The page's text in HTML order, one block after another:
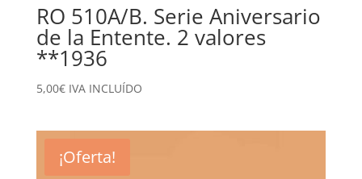
RO 510A/B. Serie Aniversario
de la Entente. 2 valores
**1936
5,00€ IVA INCLUÍDO
¡Oferta!